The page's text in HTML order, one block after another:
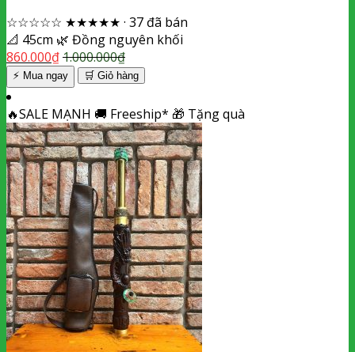
☆☆☆☆☆ ★★★★★ · 37 đã bán
📐 45cm 🌿 Đồng nguyên khối
860.000₫1.000.000₫
⚡ Mua ngay 🛒 Giỏ hàng
🔥SALE MẠNH 🚚 Freeship* 🎁 Tặng quà